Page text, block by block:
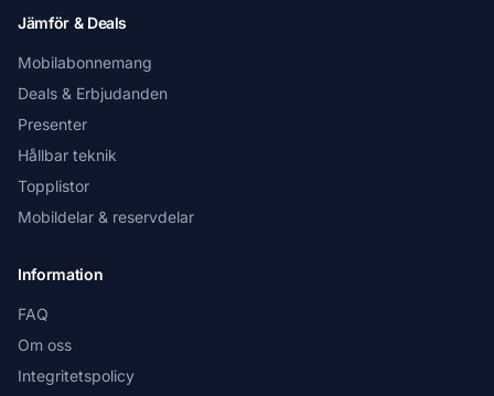
Jämför & Deals
Mobilabonnemang
Deals & Erbjudanden
Presenter
Hållbar teknik
Topplistor
Mobildelar & reservdelar
Information
FAQ
Om oss
Integritetspolicy